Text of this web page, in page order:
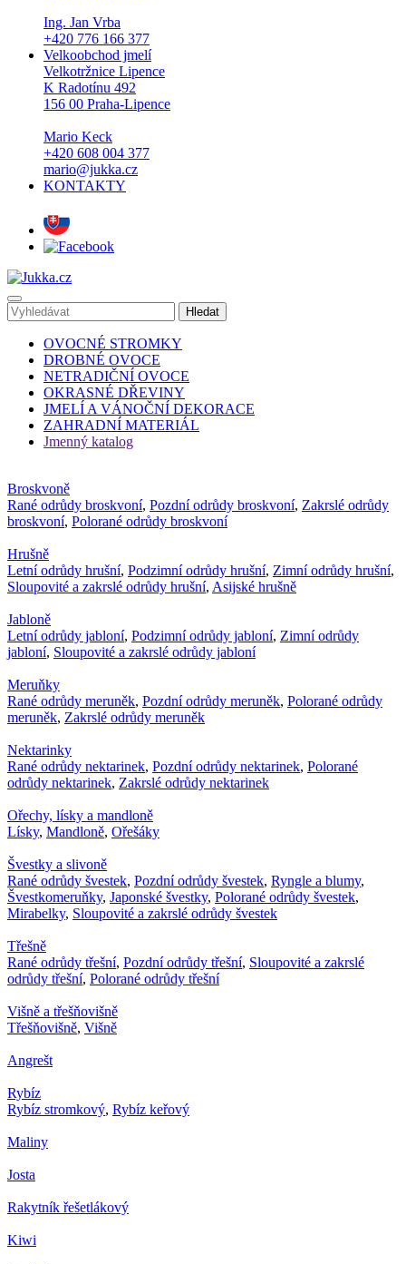
Ing. Jan Vrba
+420 776 166 377
Velkoobchod jmelí
Velkotržnice Lipence
K Radotínu 492
156 00 Praha-Lipence
Mario Keck
+420 608 004 377
mario@jukka.cz
KONTAKTY
OVOCNÉ STROMKY
DROBNÉ OVOCE
NETRADIČNÍ OVOCE
OKRASNÉ DŘEVINY
JMELÍ A VÁNOČNÍ DEKORACE
ZAHRADNÍ MATERIÁL
Jmenný katalog
Broskvoně
Rané odrůdy broskvoní, Pozdní odrůdy broskvoní, Zakrslé odrůdy
broskvoní, Polorané odrůdy broskvoní
Hrušně
Letní odrůdy hrušní, Podzimní odrůdy hrušní, Zimní odrůdy hrušní,
Sloupovité a zakrslé odrůdy hrušní, Asijské hrušně
Jabloně
Letní odrůdy jabloní, Podzimní odrůdy jabloní, Zimní odrůdy
jabloní, Sloupovité a zakrslé odrůdy jabloní
Meruňky
Rané odrůdy meruněk, Pozdní odrůdy meruněk, Polorané odrůdy
meruněk, Zakrslé odrůdy meruněk
Nektarinky
Rané odrůdy nektarinek, Pozdní odrůdy nektarinek, Polorané
odrůdy nektarinek, Zakrslé odrůdy nektarinek
Ořechy, lísky a mandloně
Lísky, Mandloně, Ořešáky
Švestky a slivoně
Rané odrůdy švestek, Pozdní odrůdy švestek, Ryngle a blumy,
Švestkomeruňky, Japonské švestky, Polorané odrůdy švestek,
Mirabelky, Sloupovité a zakrslé odrůdy švestek
Třešně
Rané odrůdy třešní, Pozdní odrůdy třešní, Sloupovité a zakrslé
odrůdy třešní, Polorané odrůdy třešní
Višně a třešňovišně
Třešňovišně, Višně
Angrešt
Rybíz
Rybíz stromkový, Rybíz keřový
Maliny
Josta
Rakytník řešetlákový
Kiwi